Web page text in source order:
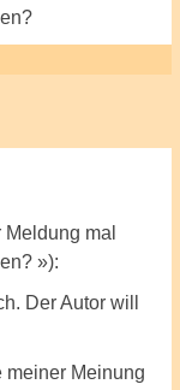
mal
»):
Der Autor will
meiner Meinung